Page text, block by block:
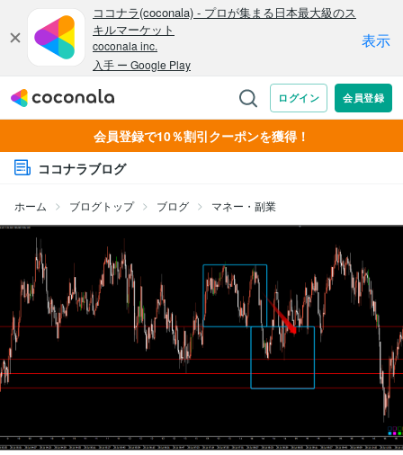
会員登録で10％割引クーポンを獲得！
ココナラブログ
ホーム ブログトップ ブログ マネー・副業